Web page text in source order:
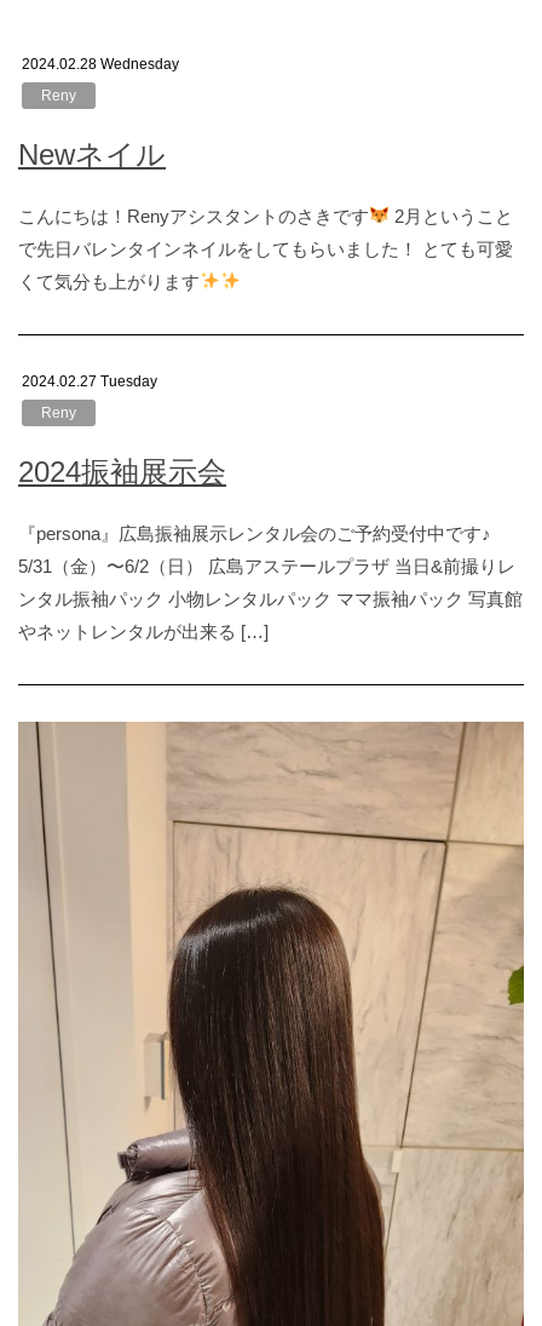
2024.02.28 Wednesday
Reny
Newネイル
こんにちは！Renyアシスタントのさきです
2月ということ
で先日バレンタインネイルをしてもらいました！ とても可愛
くて気分も上がります
2024.02.27 Tuesday
Reny
2024振袖展示会
『persona』広島振袖展示レンタル会のご予約受付中です♪
5/31（金）〜6/2（日） 広島アステールプラザ 当日&前撮りレ
ンタル振袖パック 小物レンタルパック ママ振袖パック 写真館
やネットレンタルが出来る […]